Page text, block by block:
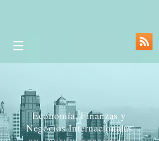
Economía, Finanzas y
Negocios Internacionales